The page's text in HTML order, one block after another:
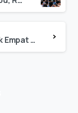
Rektor UIN Palopo Lantik Empat Pejabat Akademik, Dorong Penguatan Struktur Kampus